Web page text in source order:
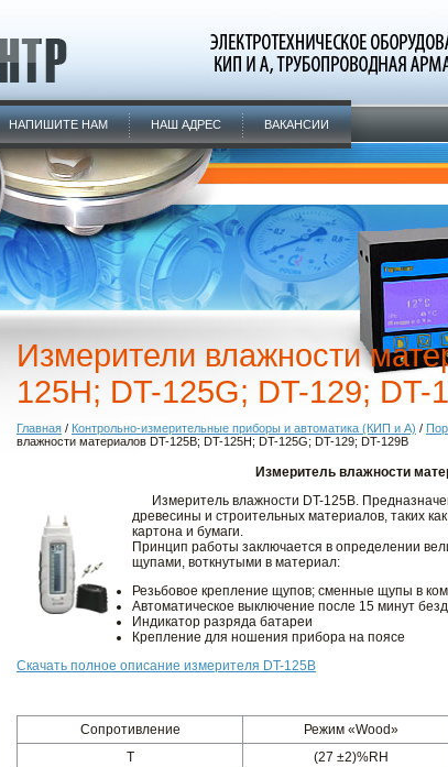
НАПИШИТЕ НАМ НАШ АДРЕС ВАКАНСИИ
Измерители влажности
125Н; DT-125G; DT-129; DT-
Главная / Контрольно-измерительные приборы и автоматика (КИП и А) /
влажности материалов DT-125B; DT-125Н; DT-125G; DT-129; DT-129B
Измеритель влажности
Измеритель влажности DT-125B.
древесины и строительных материалов, таких
картона и бумаги.
Принцип работы заключается в определении
щупами, воткнутыми в материал:
Резьбовое крепление щупов; сменные щупы в
Автоматическое выключение после 15 минут
Индикатор разряда батареи
Крепление для ношения прибора на поясе
Скачать полное описание измерителя DT-125B
Сопротивление Режим «Wood»
T
(27 ±2)%RH